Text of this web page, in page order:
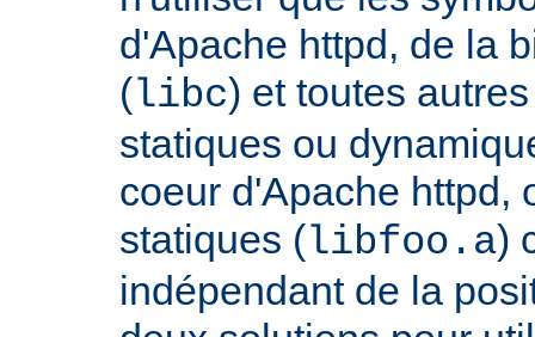
d'Apache httpd, de la
(libc) et toutes
statiques ou
coeur d'Apache httpd,
statiques (libfoo.a)
indépendant de la